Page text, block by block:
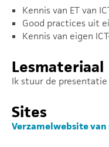
Kennis van ET van
Good practices uit
Kennis van eigen
Lesmateriaal
Ik stuur de
Sites
Verzamelwebsite